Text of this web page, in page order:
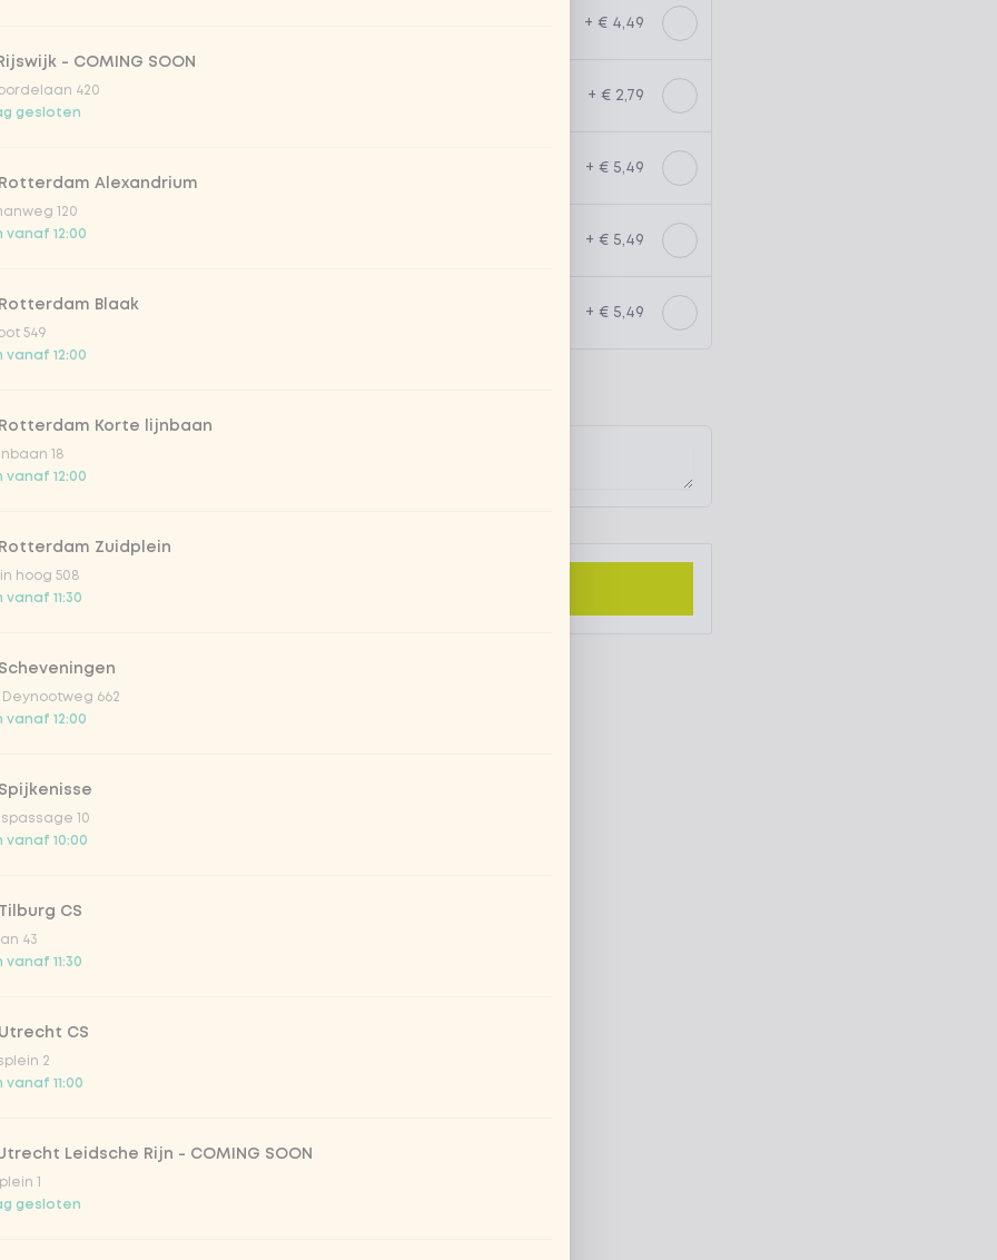
& dragon Fruit + € 4,49
zero zero 33cl + € 2,79
mango + € 5,49
+ € 5,49
+ € 5,49
- COMING SOON
420
gesloten
Alexandrium
120
vanaf 12:00
Blaak
549
vanaf 12:00
Korte lijnbaan
18
vanaf 12:00
Zuidplein
hoog 508
11:30
662
vanaf 12:00
10
vanaf 10:00
CS
43
11:30
CS
2
11:00
Leidsche Rijn - COMING SOON
1
gesloten